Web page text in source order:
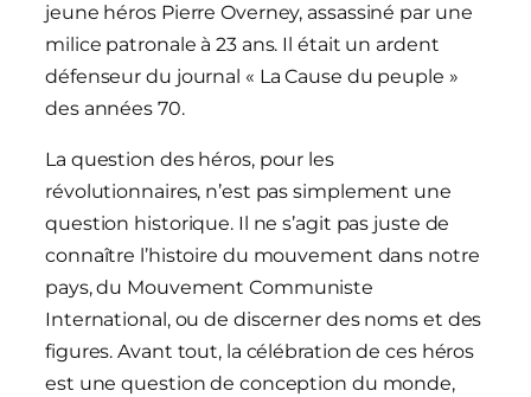
jeune héros Pierre Overney, assassiné par une
milice patronale à 23 ans. Il était un ardent
défenseur du journal « La Cause du peuple »
des années 70.
La question des héros, pour les
révolutionnaires, n’est pas simplement une
question historique. Il ne s’agit pas juste de
connaître l’histoire du mouvement dans notre
pays, du Mouvement Communiste
International, ou de discerner des noms et des
figures. Avant tout, la célébration de ces héros
est une question de conception du monde,